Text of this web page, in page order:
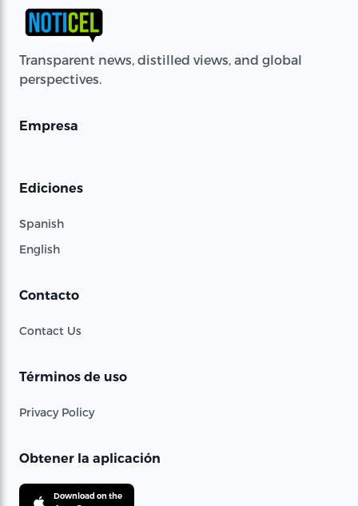
Transparent news, distilled views, and global
perspectives.
Empresa
Ediciones
Spanish
English
Contacto
Contact Us
Términos de uso
Privacy Policy
Obtener la aplicación
Download on the